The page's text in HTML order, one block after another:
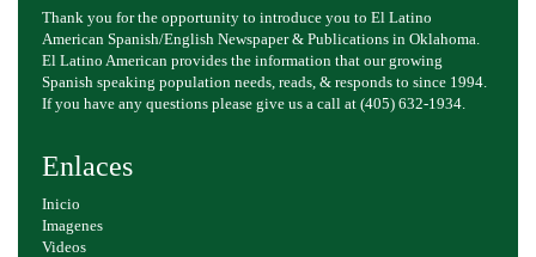
Thank you for the opportunity to introduce you to El Latino
American Spanish/English Newspaper & Publications in Oklahoma.
El Latino American provides the information that our growing
Spanish speaking population needs, reads, & responds to since 1994.
If you have any questions please give us a call at (405) 632-1934.
Enlaces
Inicio
Imagenes
Videos